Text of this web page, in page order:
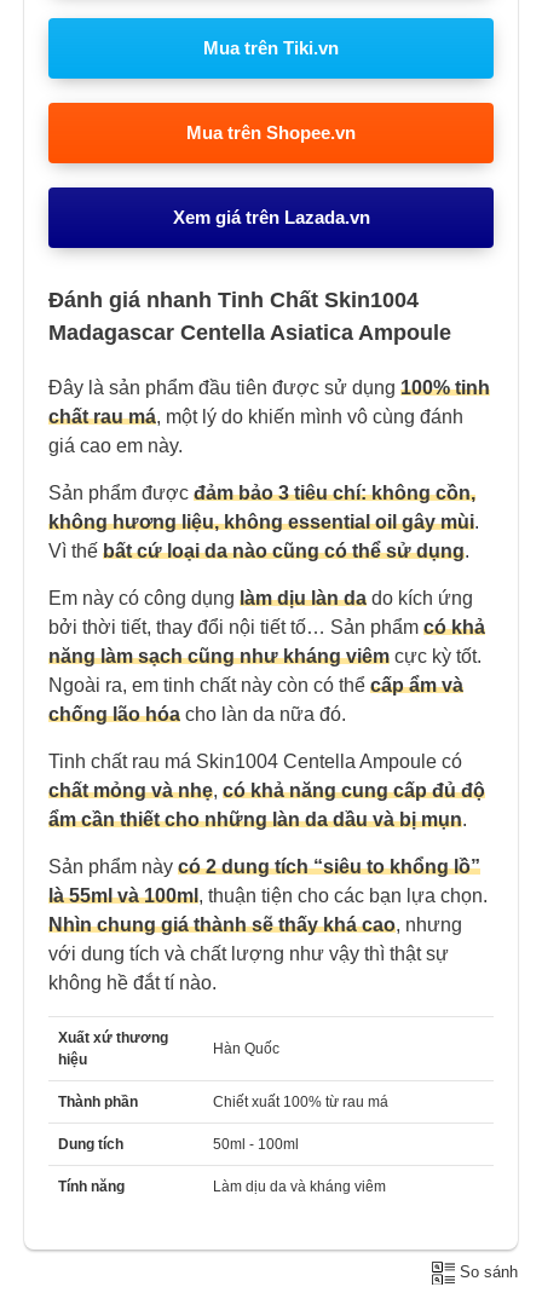
Mua trên Tiki.vn
Mua trên Shopee.vn
Xem giá trên Lazada.vn
Đánh giá nhanh Tinh Chất Skin1004
Madagascar Centella Asiatica Ampoule
Đây là sản phẩm đầu tiên được sử dụng 100% tinh
chất rau má, một lý do khiến mình vô cùng đánh
giá cao em này.
Sản phẩm được đảm bảo 3 tiêu chí: không cồn,
không hương liệu, không essential oil gây mùi.
Vì thế bất cứ loại da nào cũng có thể sử dụng.
Em này có công dụng làm dịu làn da do kích ứng
bởi thời tiết, thay đổi nội tiết tố… Sản phẩm có khả
năng làm sạch cũng như kháng viêm cực kỳ tốt.
Ngoài ra, em tinh chất này còn có thể cấp ẩm và
chống lão hóa cho làn da nữa đó.
Tinh chất rau má Skin1004 Centella Ampoule có
chất mỏng và nhẹ, có khả năng cung cấp đủ độ
ẩm cần thiết cho những làn da dầu và bị mụn.
Sản phẩm này có 2 dung tích “siêu to khổng lồ”
là 55ml và 100ml, thuận tiện cho các bạn lựa chọn.
Nhìn chung giá thành sẽ thấy khá cao, nhưng
với dung tích và chất lượng như vậy thì thật sự
không hề đắt tí nào.
Xuất xứ thương
hiệu
Hàn Quốc
Thành phần Chiết xuất 100% từ rau má
Dung tích 50ml - 100ml
Tính năng Làm dịu da và kháng viêm
So sánh